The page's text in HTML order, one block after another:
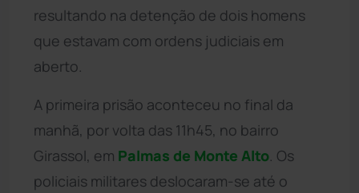
resultando na detenção de dois homens
que estavam com ordens judiciais em
aberto.
A primeira prisão aconteceu no final da
manhã, por volta das 11h45, no bairro
Girassol, em Palmas de Monte Alto . Os
policiais militares deslocaram-se até o